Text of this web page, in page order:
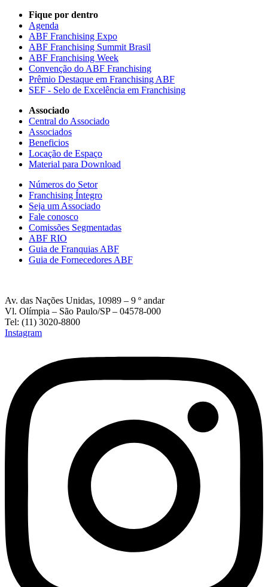
Fique por dentro
Agenda
ABF Franchising Expo
ABF Franchising Summit Brasil
ABF Franchising Week
Convenção do ABF Franchising
Prêmio Destaque em Franchising ABF
SEF - Selo de Excelência em Franchising
Associado
Central do Associado
Associados
Beneficios
Locação de Espaço
Material para Download
Números do Setor
Franchising Íntegro
Seja um Associado
Fale conosco
Comissões Segmentadas
ABF RIO
Guia de Franquias ABF
Guia de Fornecedores ABF
Av. das Nações Unidas, 10989 – 9 º andar
Vl. Olímpia – São Paulo/SP – 04578-000
Tel: (11) 3020-8800
Instagram